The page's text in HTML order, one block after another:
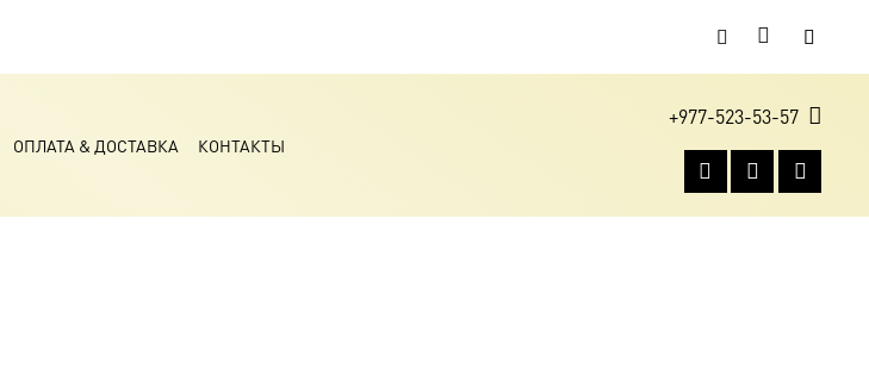
ОПЛАТА & ДОСТАВКА КОНТАКТЫ
+977-523-53-57